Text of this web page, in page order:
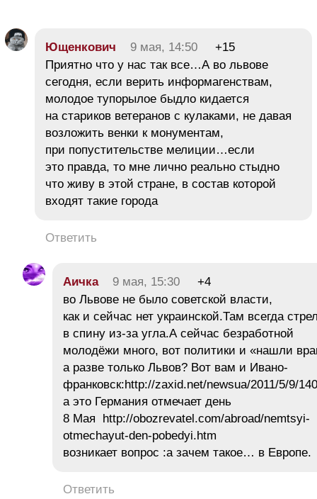
Ющенкович 9 мая, 14:50
+15
Приятно что у нас так все…А во львове
сегодня, если верить информагенствам,
молодое тупорылое быдло кидается
на стариков ветеранов с кулаками, не давая
возложить венки к монументам,
при попустительстве мелиции…если
это правда, то мне лично реально стыдно
что живу в этой стране, в состав которой
входят такие города
Ответить
Аичка 9 мая, 15:30
+4
во Львове не было советской власти,
как и сейчас нет украинской.Там всегда
в спину из-за угла.А сейчас безработной
молодёжи много, вот политики и «нашли
а разве только Львов? Вот вам и Ивано-
франковск:http://zaxid.net/newsua/2011/5/9/
а это Германия отмечает день
8 Мая http://obozrevatel.com/abroad/nemtsyi-
otmechayut-den-pobedyi.htm
возникает вопрос :а зачем такое… в Европе.
Ответить